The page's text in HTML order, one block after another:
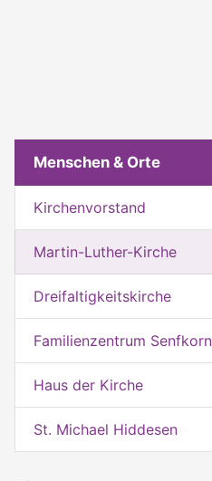
Menschen & Orte
Kirchenvorstand
Martin-Luther-Kirche
Dreifaltigkeitskirche
Familienzentrum Senfkorn
Haus der Kirche
St. Michael Hiddesen